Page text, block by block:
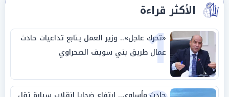
الأكثر قراءة
1
«تحرك عاجل».. وزير العمل يتابع تداعيات حادث
عمال طريق بني سويف الصحراوي